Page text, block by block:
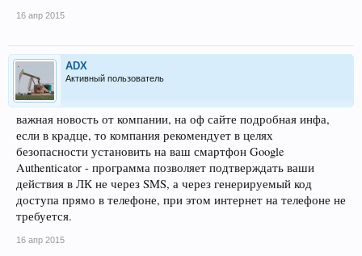
16 апр 2015
ADX
Активный пользователь
важная новость от компании, на оф сайте подробная инфа,
если в крадце, то компания рекомендует в целях
безопасности установить на ваш смартфон Google
Authenticator - программа позволяет подтверждать ваши
действия в ЛК не через SMS, а через генерируемый код
доступа прямо в телефоне, при этом интернет на телефоне не
требуется.
16 апр 2015